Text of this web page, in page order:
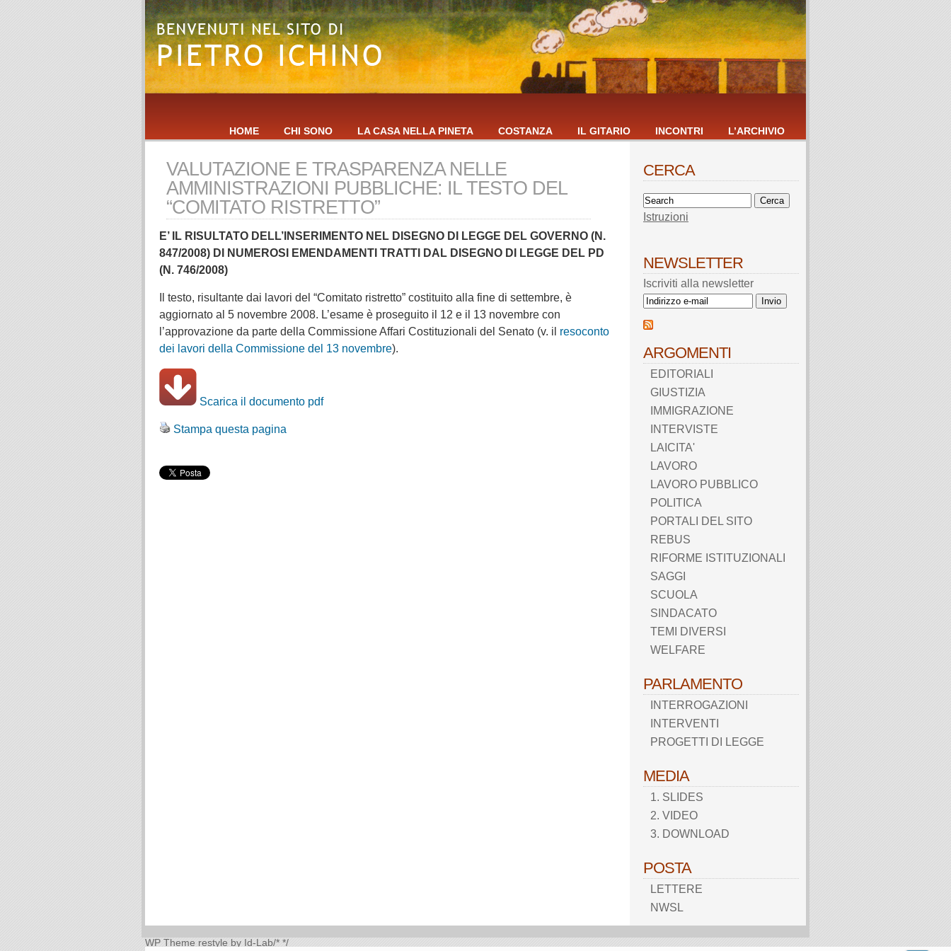
HOME CHI SONO LA CASA NELLA PINETA COSTANZA IL GITARIO INCONTRI L’ARCHIVIO
VALUTAZIONE E TRASPARENZA NELLE
AMMINISTRAZIONI PUBBLICHE: IL TESTO DEL
“COMITATO RISTRETTO”
E’ IL RISULTATO DELL’INSERIMENTO NEL DISEGNO DI LEGGE DEL GOVERNO (N.
847/2008) DI NUMEROSI EMENDAMENTI TRATTI DAL DISEGNO DI LEGGE DEL PD
(N. 746/2008)
Il testo, risultante dai lavori del “Comitato ristretto” costituito alla fine di settembre, è
aggiornato al 5 novembre 2008. L’esame è proseguito il 12 e il 13 novembre con
l’approvazione da parte della Commissione Affari Costituzionali del Senato (v. il resoconto
dei lavori della Commissione del 13 novembre).
Scarica il documento pdf
Stampa questa pagina
CERCA
Istruzioni
NEWSLETTER
Iscriviti alla newsletter
ARGOMENTI
EDITORIALI
GIUSTIZIA
IMMIGRAZIONE
INTERVISTE
LAICITA'
LAVORO
LAVORO PUBBLICO
POLITICA
PORTALI DEL SITO
REBUS
RIFORME ISTITUZIONALI
SAGGI
SCUOLA
SINDACATO
TEMI DIVERSI
WELFARE
PARLAMENTO
INTERROGAZIONI
INTERVENTI
PROGETTI DI LEGGE
MEDIA
1. SLIDES
2. VIDEO
3. DOWNLOAD
POSTA
LETTERE
NWSL
WP Theme restyle by Id-Lab/* */